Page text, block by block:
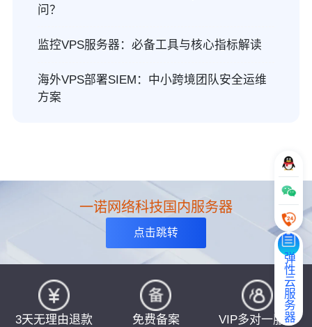
问？
监控VPS服务器：必备工具与核心指标解读
海外VPS部署SIEM：中小跨境团队安全运维
方案
弹性云服务器
一诺网络科技国内服务器
点击跳转
3天无理由退款 免费备案 VIP多对一服务